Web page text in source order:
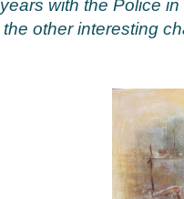
years with the Police
the other interesting